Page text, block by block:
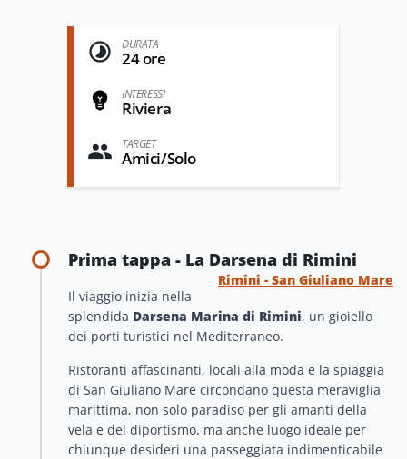
DURATA
24 ore
INTERESSI
Riviera
TARGET
Amici/Solo
Prima tappa - La Darsena di Rimini
Rimini - San Giuliano Mare
Il viaggio inizia nella
splendida Darsena Marina di Rimini, un gioiello
dei porti turistici nel Mediterraneo.
Ristoranti affascinanti, locali alla moda e la spiaggia
di San Giuliano Mare circondano questa meraviglia
marittima, non solo paradiso per gli amanti della
vela e del diportismo, ma anche luogo ideale per
chiunque desideri una passeggiata indimenticabile